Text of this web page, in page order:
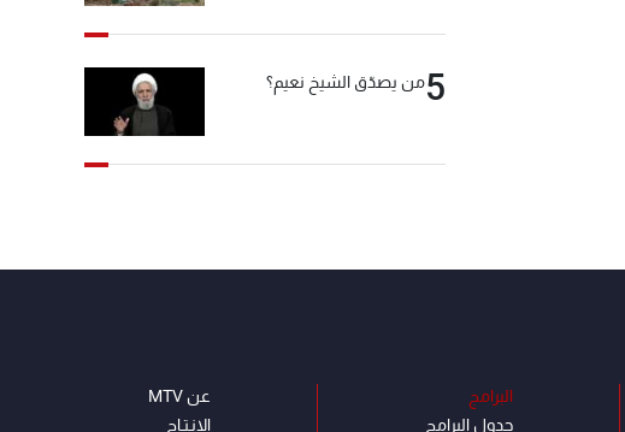
5من يصدّق الشيخ نعيم؟
البرامج
جدول البرامج
عن MTV
الإنـتـاج